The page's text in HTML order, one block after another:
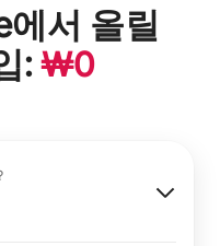
에서 올릴
:₩0